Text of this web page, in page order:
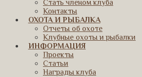
Стать членом клуба
Контакты
ОХОТА И РЫБАЛКА
Отчеты об охоте
Клубные охоты и рыбалки
ИНФОРМАЦИЯ
Проекты
Статьи
Награды клуба